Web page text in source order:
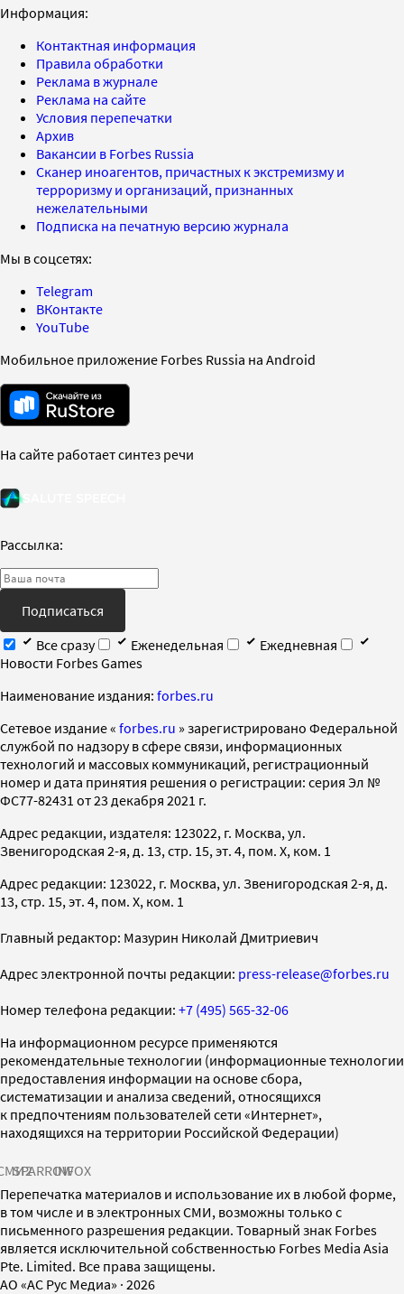
Информация:
Контактная информация
Правила обработки
Реклама в журнале
Реклама на сайте
Условия перепечатки
Архив
Вакансии в Forbes Russia
Сканер иноагентов, причастных к экстремизму и
терроризму и организаций, признанных
нежелательными
Подписка на печатную версию журнала
Мы в соцсетях:
Telegram
ВКонтакте
YouTube
Мобильное приложение Forbes Russia на Android
На сайте работает синтез речи
Рассылка:
Подписаться
Все сразу
Еженедельная
Ежедневная
Новости Forbes Games
Наименование издания: forbes.ru
Cетевое издание « forbes.ru » зарегистрировано Федеральной
службой по надзору в сфере связи, информационных
технологий и массовых коммуникаций, регистрационный
номер и дата принятия решения о регистрации: серия Эл №
ФС77-82431 от 23 декабря 2021 г.
Адрес редакции, издателя: 123022, г. Москва, ул.
Звенигородская 2-я, д. 13, стр. 15, эт. 4, пом. X, ком. 1
Адрес редакции: 123022, г. Москва, ул. Звенигородская 2-я, д.
13, стр. 15, эт. 4, пом. X, ком. 1
Главный редактор: Мазурин Николай Дмитриевич
Адрес электронной почты редакции: press-release@forbes.ru
Номер телефона редакции: +7 (495) 565-32-06
На информационном ресурсе применяются
рекомендательные технологии (информационные технологии
предоставления информации на основе сбора,
систематизации и анализа сведений, относящихся
к предпочтениям пользователей сети «Интернет»,
находящихся на территории Российской Федерации)
SPARROWINFOX
Перепечатка материалов и использование их в любой форме,
в том числе и в электронных СМИ, возможны только с
письменного разрешения редакции. Товарный знак Forbes
является исключительной собственностью Forbes Media Asia
Pte. Limited. Все права защищены.
AO «АС Рус Медиа» · 2026